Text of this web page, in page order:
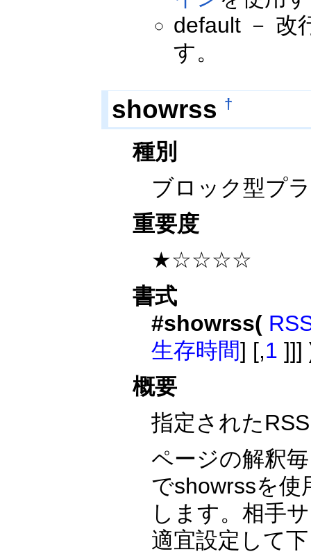
default － 改
す。
showrss †
種別
ブロック型プ
重要度
★☆☆☆☆
書式
#showrss(
生存時間] [,1 ]]]
概要
指定された
ページの解釈
でshowrssを使
します。相手
適宜設定して